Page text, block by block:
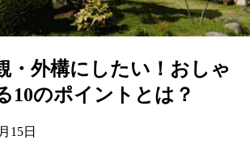
・外構にしたい！おしゃ
10のポイントとは？
月 15日